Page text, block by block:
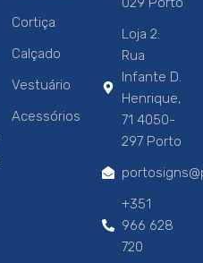
Cortiça
Calçado
Vestuário
Acessórios
Loja 2:
Rua
Infante D.
Henrique,
71 4050-
297 Porto
+351
966 628
720